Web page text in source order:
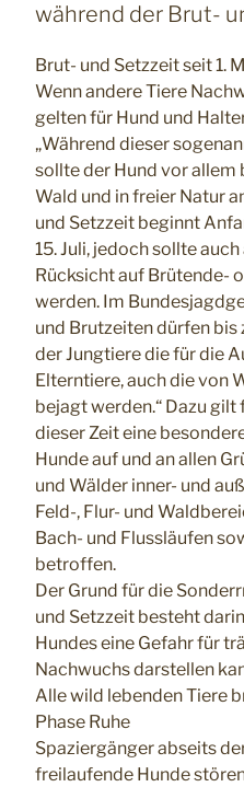
während der Brut-
Brut- und Setzzeit seit 1.
Wenn andere Tiere
gelten für Hund und
„Während dieser
sollte der Hund vor allem
Wald und in freier Natur
und Setzzeit beginnt
15. Juli, jedoch sollte
Rücksicht auf Brütende-
werden. Im
und Brutzeiten dürfen
der Jungtiere die für die
Elterntiere, auch die von
bejagt werden.“ Dazu
dieser Zeit eine
Hunde auf und an allen
und Wälder inner- und
Feld-, Flur- und
Bach- und Flussläufen
betroffen.
Der Grund für die
und Setzzeit besteht
Hundes eine Gefahr für
Nachwuchs darstellen
Alle wild lebenden Tiere
Phase Ruhe
Spaziergänger abseits
freilaufende Hunde